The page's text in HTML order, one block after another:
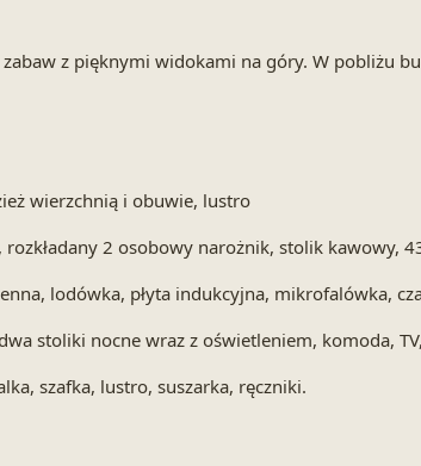
z pięknymi widokami na góry. W pobliżu
wierzchnią i obuwie, lustro
rozkładany 2 osobowy narożnik, stolik kawowy,
lodówka, płyta indukcyjna, mikrofalówka,
dwa stoliki nocne wraz z oświetleniem, komoda,
szafka, lustro, suszarka, ręczniki.